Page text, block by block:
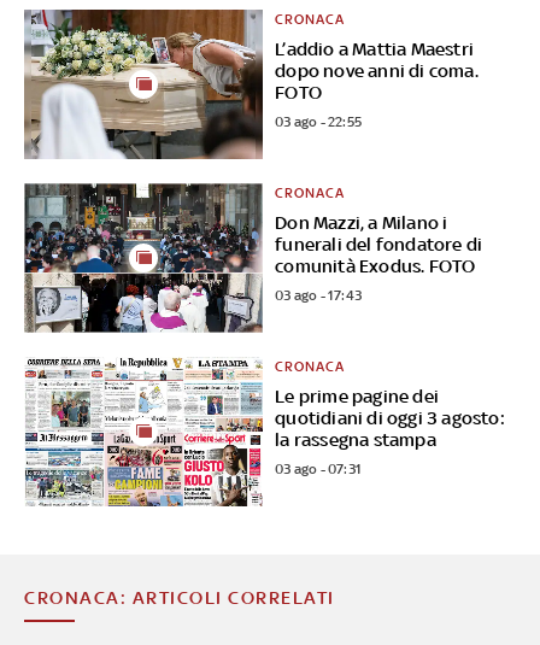
L’addio a Mattia Maestri
dopo nove anni di coma.
FOTO
CRONACA
03 ago - 22:55
Don Mazzi, a Milano i
funerali del fondatore di
comunità Exodus. FOTO
CRONACA
03 ago - 17:43
Le prime pagine dei
quotidiani di oggi 3 agosto:
la rassegna stampa
CRONACA
03 ago - 07:31
CRONACA: ARTICOLI CORRELATI